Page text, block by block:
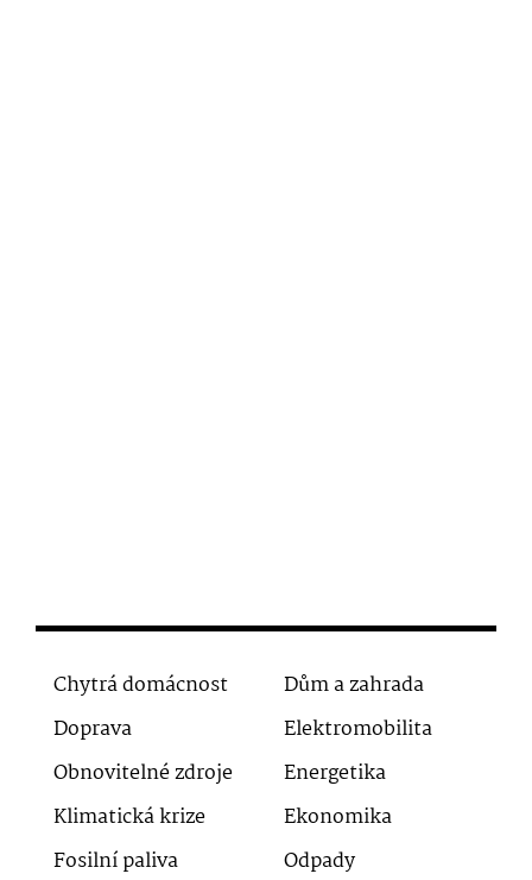
Chytrá domácnost
Dům a zahrada
Doprava
Elektromobilita
Obnovitelné zdroje
Energetika
Klimatická krize
Ekonomika
Fosilní paliva
Odpady